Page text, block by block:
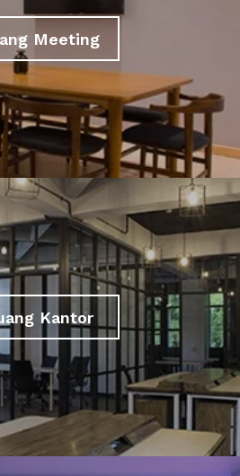
Meeting
Kantor